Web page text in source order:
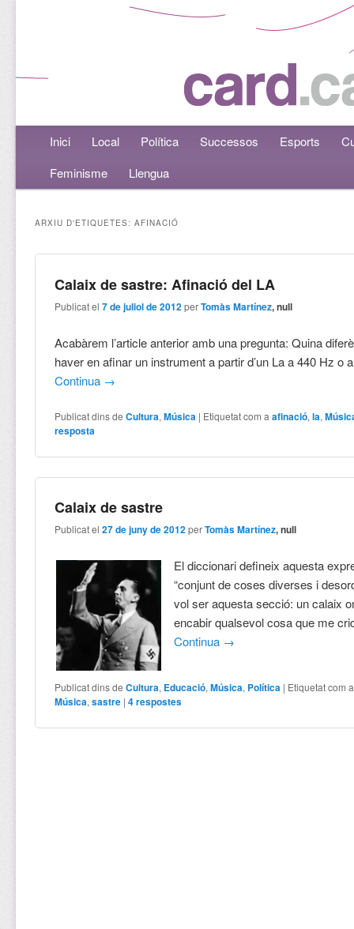
Menú principalAneu al contingut principal
Aneu al contingut secundari
Inici Local Política Successos Esports
Feminisme
Llengua
ARXIU D'ETIQUETES:AFINACIÓ
Calaix de sastre: Afinació del LA
Publicat el7 de juliol de 2012 perTomàs Martínez, null
Acabàrem l’article anterior amb una pregunta: Quina
haver en afinar un instrument a partir d’un La a 440 Hz o
Continua →
Publicat dins de Cultura,Música | Etiquetat com a afinació,la,
resposta
Calaix de sastre
Publicat el27 de juny de 2012 perTomàs Martínez, null
El diccionari defineix aquesta
“conjunt de coses diverses i
vol ser aquesta secció: un calaix
encabir qualsevol cosa que me
Continua →
Publicat dins de Cultura, Educació,Música, Política | Etiquetat com a
Música,sastre |4respostes